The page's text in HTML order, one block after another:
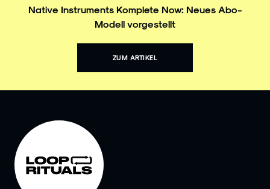
Native Instruments Komplete Now: Neues Abo-
Modell vorgestellt
ZUM ARTIKEL